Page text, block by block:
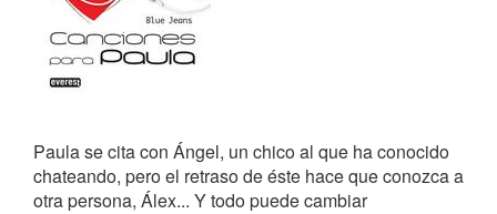
Paula se cita con Ángel, un chico al que ha conocido
chateando, pero el retraso de éste hace que conozca a
otra persona, Álex... Y todo puede cambiar